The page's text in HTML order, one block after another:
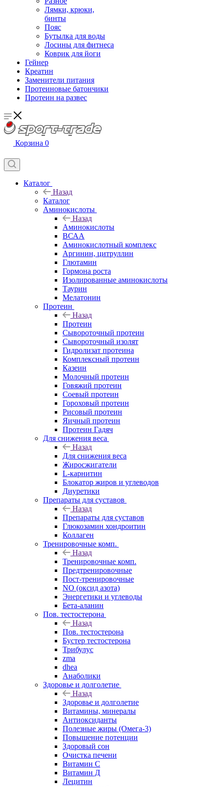
Лямки, крюки,
бинты
Пояс
Бутылка для воды
Лосины для фитнеса
Коврик для йоги
Гейнер
Креатин
Заменители питания
Протеиновые батончики
Протеин на развес
Корзина 0
Каталог
Назад
Каталог
Аминокислоты
Назад
Аминокислоты
ВСАА
Аминокислотный комплекс
Аргинин, цитруллин
Глютамин
Гормона роста
Изолированные аминокислоты
Таурин
Мелатонин
Протеин
Назад
Протеин
Сывороточный протеин
Сывороточный изолят
Гидролизат протеина
Комплексный протеин
Казеин
Молочный протеин
Говяжий протеин
Соевый протеин
Гороховый протеин
Рисовый протеин
Яичный протеин
Протеин Гадяч
Для снижения веса
Назад
Для снижения веса
Жиросжигатели
L-карнитин
Блокатор жиров и углеводов
Диуретики
Препараты для суставов
Назад
Препараты для суставов
Глюкозамин хондроитин
Коллаген
Тренировочные комп.
Назад
Тренировочные комп.
Предтренировочные
Пост-тренировочные
NO (оксид азота)
Энергетики и углеводы
Бета-аланин
Пов. тестостерона
Назад
Пов. тестостерона
Бустер тестостерона
Трибулус
zma
dhea
Анаболики
Здоровье и долголетие
Назад
Здоровье и долголетие
Витамины, минералы
Антиоксиданты
Полезные жиры (Омега-3)
Повышение потенции
Здоровый сон
Очистка печени
Витамин С
Витамин Д
Лецитин